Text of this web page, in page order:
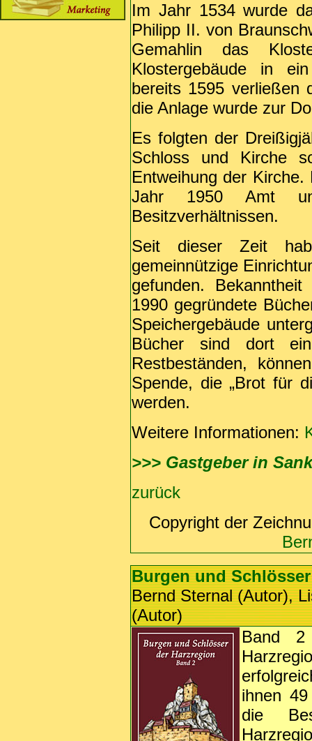
Im Jahr 1534 wurde
Philipp II. von
Gemahlin das
Klostergebäude in
bereits 1595 verließen
die Anlage wurde zur
Es folgten der
Schloss und Kirche
Entweihung der
Jahr 1950 Amt
Besitzverhältnissen.
Seit dieser Zeit
gemeinnützige
gefunden.
1990 gegründete
Speichergebäude
Bücher sind dort
Restbeständen,
Spende, die „Brot für
werden.
Weitere Informationen:
>>> Gastgeber in
zurück
Copyright der
Burgen und
Bernd Sternal (Autor),
(Autor)
Band 2
ihnen
die